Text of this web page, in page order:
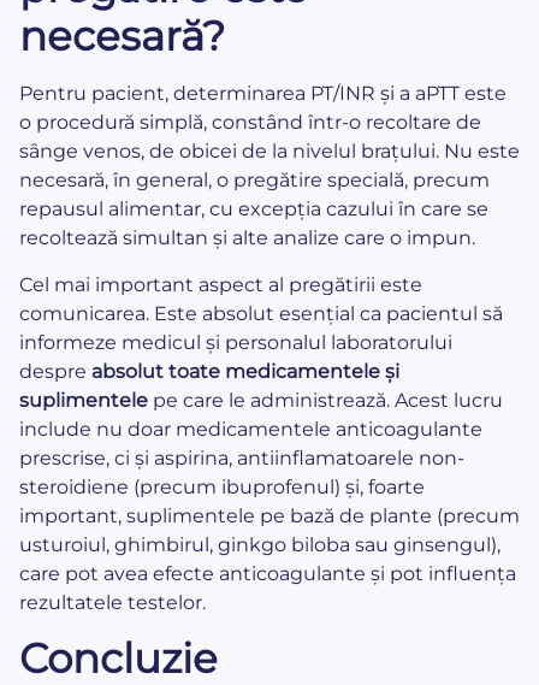
necesară?
Pentru pacient, determinarea PT/INR și a aPTT este
o procedură simplă, constând într-o recoltare de
sânge venos, de obicei de la nivelul brațului. Nu este
necesară, în general, o pregătire specială, precum
repausul alimentar, cu excepția cazului în care se
recoltează simultan și alte analize care o impun.
Cel mai important aspect al pregătirii este
comunicarea. Este absolut esențial ca pacientul să
informeze medicul și personalul laboratorului
despre absolut toate medicamentele și
suplimentele pe care le administrează. Acest lucru
include nu doar medicamentele anticoagulante
prescrise, ci și aspirina, antiinflamatoarele non-
steroidiene (precum ibuprofenul) și, foarte
important, suplimentele pe bază de plante (precum
usturoiul, ghimbirul, ginkgo biloba sau ginsengul),
care pot avea efecte anticoagulante și pot influența
rezultatele testelor.
Concluzie